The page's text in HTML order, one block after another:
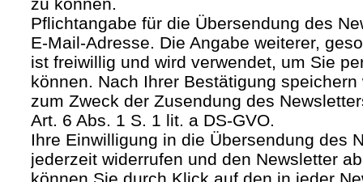
Pflichtangabe für die Übersendung des
E-Mail-Adresse. Die Angabe weiterer,
ist freiwillig und wird verwendet, um Sie
können. Nach Ihrer Bestätigung
zum Zweck der Zusendung des
Art. 6 Abs. 1 S. 1 lit. a DS-GVO.
Ihre Einwilligung in die Übersendung des
jederzeit widerrufen und den Newsletter